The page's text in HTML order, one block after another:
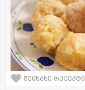
შეინახე რეცეპტი